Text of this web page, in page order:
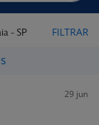
- SP FILTRAR
29 jun